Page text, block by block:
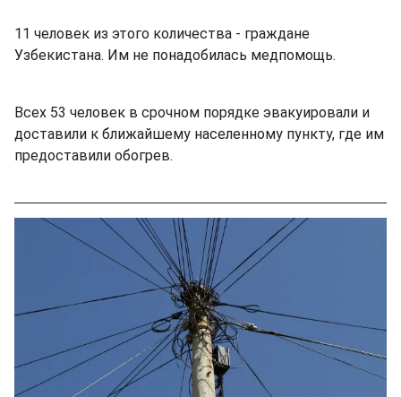
11 человек из этого количества - граждане
Узбекистана. Им не понадобилась медпомощь.
Всех 53 человек в срочном порядке эвакуировали и
доставили к ближайшему населенному пункту, где им
предоставили обогрев.